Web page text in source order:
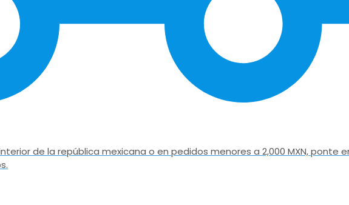
de la república mexicana o en pedidos menores a 2,000 MXN, ponte